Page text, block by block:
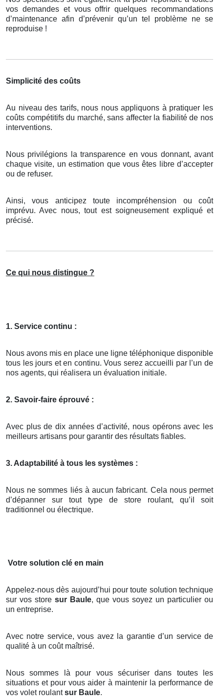
vos demandes et vous offrir quelques recommandations
d’maintenance afin d’prévenir qu’un tel problème ne se
reproduise !
Simplicité des coûts
Au niveau des tarifs, nous nous appliquons à pratiquer les
coûts compétitifs du marché, sans affecter la fiabilité de nos
interventions.
Nous privilégions la transparence en vous donnant, avant
chaque visite, un estimation que vous êtes libre d’accepter
ou de refuser.
Ainsi, vous anticipez toute incompréhension ou coût
imprévu. Avec nous, tout est soigneusement expliqué et
précisé.
Ce qui nous distingue ?
1. Service continu :
Nous avons mis en place une ligne téléphonique disponible
tous les jours et en continu. Vous serez accueilli par l’un de
nos agents, qui réalisera un évaluation initiale.
2. Savoir-faire éprouvé :
Avec plus de dix années d’activité, nous opérons avec les
meilleurs artisans pour garantir des résultats fiables.
3. Adaptabilité à tous les systèmes :
Nous ne sommes liés à aucun fabricant. Cela nous permet
d’dépanner sur tout type de store roulant, qu’il soit
traditionnel ou électrique.
Votre solution clé en main
Appelez-nous dès aujourd’hui pour toute solution technique
sur vos store sur Baule, que vous soyez un particulier ou
un entreprise.
Avec notre service, vous avez la garantie d’un service de
qualité à un coût maîtrisé.
Nous sommes là pour vous sécuriser dans toutes les
situations et pour vous aider à maintenir la performance de
vos volet roulantsur Baule.